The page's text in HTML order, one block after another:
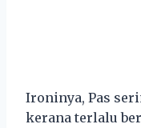
Ironinya, Pas
kerana terlalu